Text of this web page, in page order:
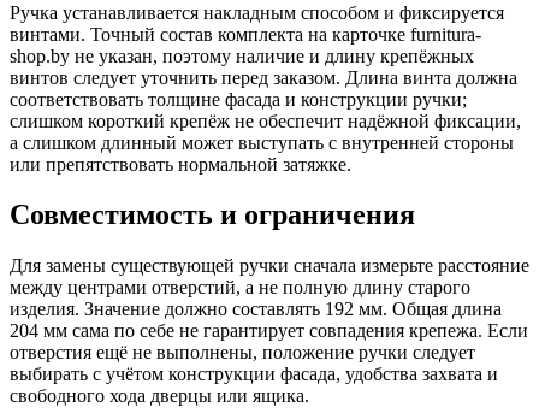
Ручка устанавливается накладным способом и фиксируется
винтами. Точный состав комплекта на карточке furnitura-
shop.by не указан, поэтому наличие и длину крепёжных
винтов следует уточнить перед заказом. Длина винта должна
соответствовать толщине фасада и конструкции ручки;
слишком короткий крепёж не обеспечит надёжной фиксации,
а слишком длинный может выступать с внутренней стороны
или препятствовать нормальной затяжке.
Совместимость и ограничения
Для замены существующей ручки сначала измерьте расстояние
между центрами отверстий, а не полную длину старого
изделия. Значение должно составлять 192 мм. Общая длина
204 мм сама по себе не гарантирует совпадения крепежа. Если
отверстия ещё не выполнены, положение ручки следует
выбирать с учётом конструкции фасада, удобства захвата и
свободного хода дверцы или ящика.